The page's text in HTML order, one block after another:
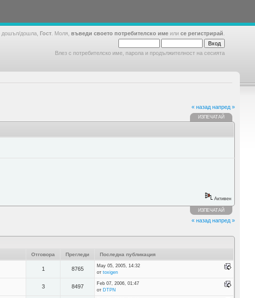
дошъл/дошла, Гост . Моля, въведи своето потребителско име или се регистрирай
Влез с потребителско име, парола и продължителност на сесията
« назад напред »
ИЗПЕЧАТАЙ
Активен
ИЗПЕЧАТАЙ
« назад напред »
Отговора Прегледи Последна публикация
1 8765
May 05, 2005, 14:32
от toxigen
3 8497
Feb 07, 2006, 01:47
от DTPN